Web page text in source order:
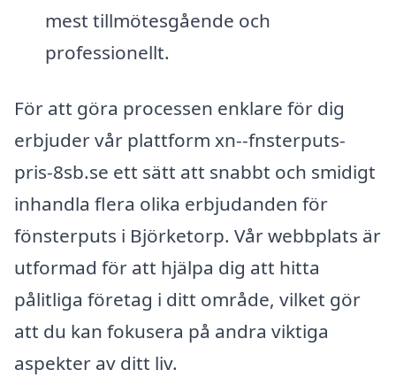
mest tillmötesgående och
professionellt.
För att göra processen enklare för dig
erbjuder vår plattform xn--fnsterputs-
pris-8sb.se ett sätt att snabbt och smidigt
inhandla flera olika erbjudanden för
fönsterputs i Björketorp. Vår webbplats är
utformad för att hjälpa dig att hitta
pålitliga företag i ditt område, vilket gör
att du kan fokusera på andra viktiga
aspekter av ditt liv.